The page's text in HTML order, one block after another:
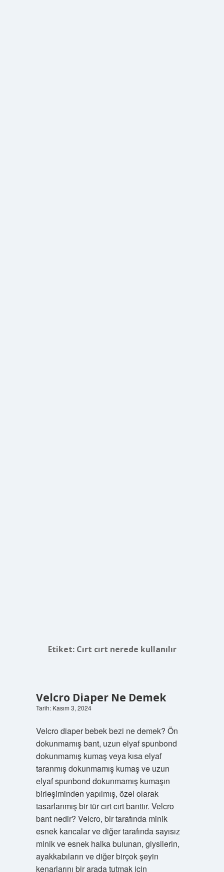
Etiket: Cırt cırt nerede kullanılır
Velcro Diaper Ne Demek
Tarih: Kasım 3, 2024
Velcro diaper bebek bezi ne demek? Ön
dokunmamış bant, uzun elyaf spunbond
dokunmamış kumaş veya kısa elyaf
taranmış dokunmamış kumaş ve uzun
elyaf spunbond dokunmamış kumaşın
birleşiminden yapılmış, özel olarak
tasarlanmış bir tür cırt cırt banttır. Velcro
bant nedir? Velcro, bir tarafında minik
esnek kancalar ve diğer tarafında sayısız
minik ve esnek halka bulunan, giysilerin,
ayakkabıların ve diğer birçok şeyin
kenarlarını bir arada tutmak için